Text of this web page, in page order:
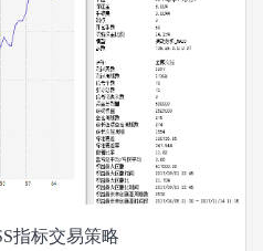
指标交易策略